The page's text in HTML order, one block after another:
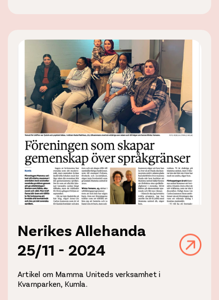
Nerikes Allehanda
25/11 - 2024
Artikel om Mamma Uniteds verksamhet i
Kvarnparken, Kumla.